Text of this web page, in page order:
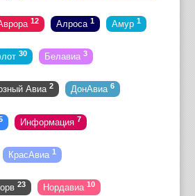
12 Алроса 1 Амур 1
30 Белавиа 3
Авиа 2 ДонАвиа 6
Информация 7
КрасАвиа 1
23 Нордавиа 10